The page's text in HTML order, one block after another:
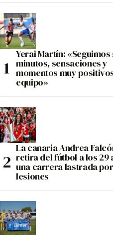
Yerai Martín:
minutos, sensaciones y
momentos muy
equipo»
La canaria Andrea
retira del fútbol a los 29
una carrera lastrada
lesiones